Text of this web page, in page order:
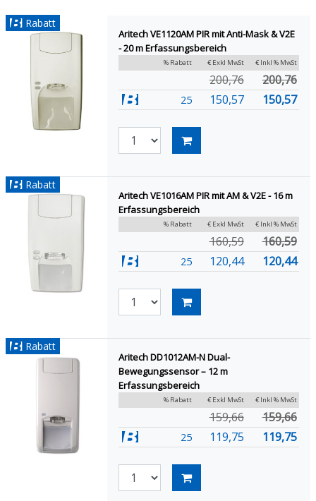
Rabatt
Aritech VE1120AM PIR mit Anti-Mask & V2E
- 20 m Erfassungsbereich
% Rabatt € Exkl MwSt € Inkl % MwSt
200,76 200,76
25 150,57 150,57
Rabatt
Aritech VE1016AM PIR mit AM & V2E - 16 m
Erfassungsbereich
% Rabatt € Exkl MwSt € Inkl % MwSt
160,59 160,59
25 120,44 120,44
Rabatt
Aritech DD1012AM-N Dual-
Bewegungssensor – 12 m
Erfassungsbereich
% Rabatt € Exkl MwSt € Inkl % MwSt
159,66 159,66
25 119,75 119,75